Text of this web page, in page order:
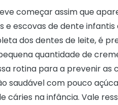
começar assim que
e escovas de dente
dos dentes de leite, é
quantidade de
rotina para a prevenir as
saudável com pouco
cáries na infância. Vale